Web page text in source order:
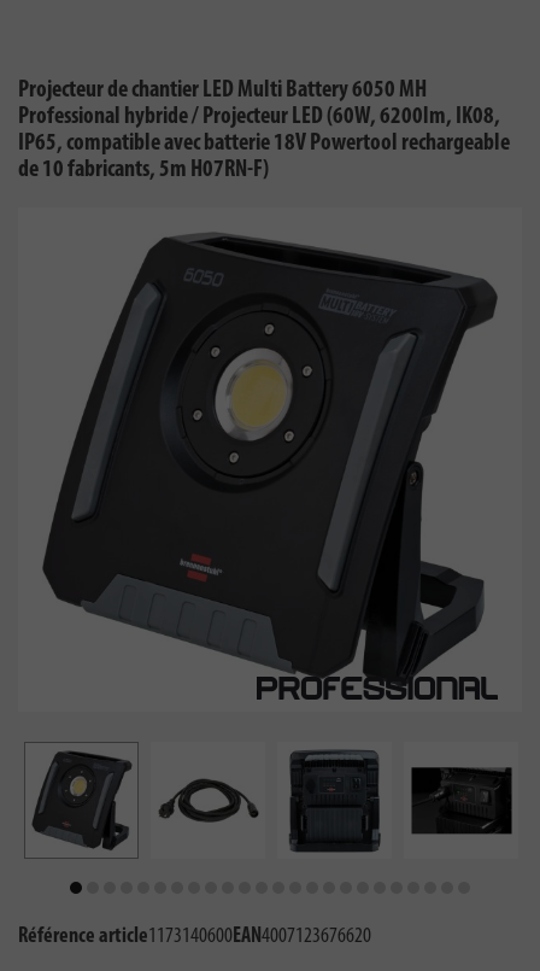
Projecteur de chantier LED Multi Battery 6050 MH
Professional hybride / Projecteur LED (60W, 6200lm, IK08,
IP65, compatible avec batterie 18V Powertool rechargeable
de 10 fabricants, 5m H07RN-F)
Référence article1173140600EAN4007123676620